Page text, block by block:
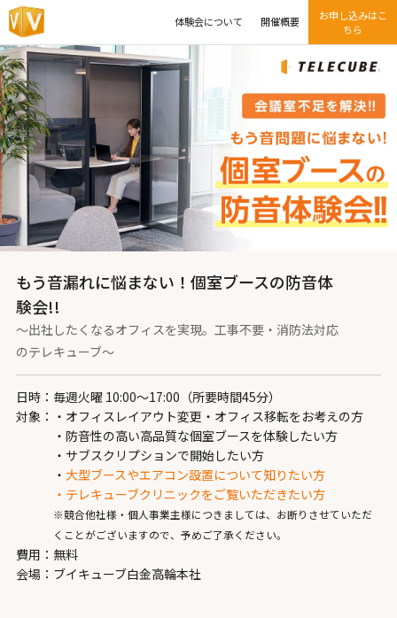
体験会について 開催概要
お申し込みはこ
ちら
もう音漏れに悩まない！個室ブースの防音体
験会!!
～出社したくなるオフィスを実現。工事不要・消防法対応
のテレキューブ～
日時： 毎週火曜 10:00～17:00（所要時間45分）
対象： ・オフィスレイアウト変更・オフィス移転をお考えの方
・防音性の高い高品質な個室ブースを体験したい方
・サブスクリプションで開始したい方
・ 大型ブースやエアコン設置について知りたい方
・テレキューブクリニックをご覧いただきたい方
※競合他社様・個人事業主様につきましては、お断りさせていただ
くことがございますので、予めご了承ください。
費用： 無料
会場： ブイキューブ白金高輪本社